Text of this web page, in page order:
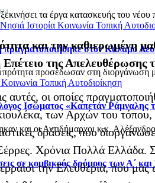
τα έργα κατασκευής του
Νησιά Ιστορία Κοινωνία Τοπική
πραγματοποιήθηκε στον Κάλαμο
προσέδωσαν στη διοργάνωση
Κοινωνία Τοπική Αυτοδιοίκηση
Ισώματος «Καπετάν Ράμναλης
και οι Αντιδήμαρχοι κ.κ.
σε κομβικούς δρόμους των Α΄
και την καθιερωμένη
της Απελευθέρωσης
αυτές, οι οποίες
των Αρχών του
δράσεις, που
Χρόνια Πολλά Ελλάδα.
την Ελευθερία, που